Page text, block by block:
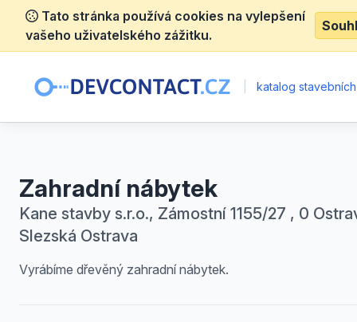
Tato stránka používá cookies na vylepšení
vašeho uživatelského zážitku.
katalog
Zahradní nábytek
Kane stavby s.r.o., Zámostní 1155/27 , 0
Slezská Ostrava
Vyrábíme dřevěný zahradní nábytek.